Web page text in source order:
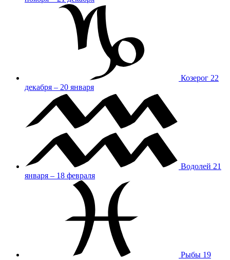
Козерог 22
декабря – 20 января
Водолей 21
января – 18 февраля
Рыбы 19